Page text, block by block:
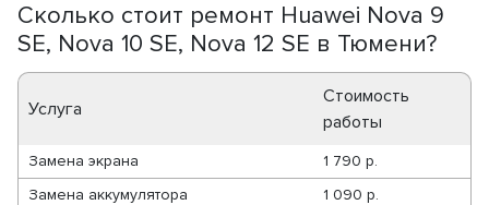
Сколько стоит ремонт Huawei Nova 9
SE, Nova 10 SE, Nova 12 SE в Тюмени?
Услуга
Стоимость
работы
Замена экрана
1 790 р.
Замена аккумулятора
1 090 р.